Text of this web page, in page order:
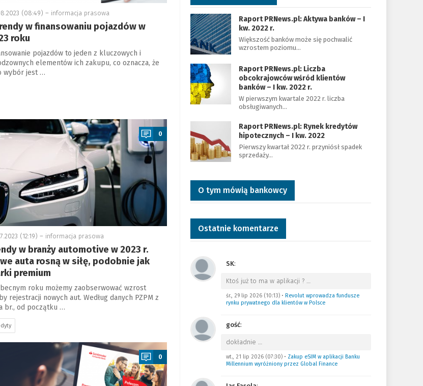
(08:49) – informacja prasowa
w finansowaniu pojazdów w
roku
pojazdów to jeden z kluczowych i
elementów ich zakupu, co oznacza, że
wybór jest …
0
(12:19) – informacja prasowa
w branży automotive w 2023 r.
auta rosną w siłę, podobnie jak
premium
roku możemy zaobserwować wzrost
rejestracji nowych aut. Według danych PZPM z
br., od początku …
0
Raport PRNews.pl: Aktywa banków – I
kw. 2022 r.
Większość banków może się pochwalić
wzrostem poziomu…
Raport PRNews.pl: Liczba
obcokrajowców wśród klientów
banków – I kw. 2022 r.
W pierwszym kwartale 2022 r. liczba
obsługiwanych…
Raport PRNews.pl: Rynek kredytów
hipotecznych – I kw. 2022
Pierwszy kwartał 2022 r. przyniósł spadek
sprzedaży…
O tym mówią bankowcy
Ostatnie komentarze
SK:
Ktoś już to ma w aplikacji ? …
śr., 29 lip 2026 (10:13)• Revolut wprowadza fundusze
rynku prywatnego dla klientów w Polsce
gość:
dokładnie …
wt., 21 lip 2026 (07:30)• Zakup eSIM w aplikacji Banku
Millennium wyróżniony przez Global Finance